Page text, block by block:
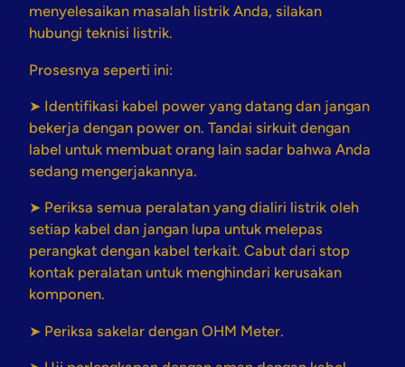
menyelesaikan masalah listrik Anda, silakan
hubungi teknisi listrik.
Prosesnya seperti ini:
➤ Identifikasi kabel power yang datang dan jangan
bekerja dengan power on. Tandai sirkuit dengan
label untuk membuat orang lain sadar bahwa Anda
sedang mengerjakannya.
➤ Periksa semua peralatan yang dialiri listrik oleh
setiap kabel dan jangan lupa untuk melepas
perangkat dengan kabel terkait. Cabut dari stop
kontak peralatan untuk menghindari kerusakan
komponen.
➤ Periksa sakelar dengan OHM Meter.